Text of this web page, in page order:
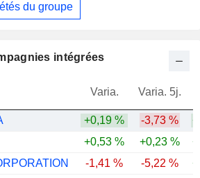
du groupe
intégrées
Varia. Varia. 5j.
+0,19 % -3,73 %
+0,53 % +0,23 %
-1,41 % -5,22 %